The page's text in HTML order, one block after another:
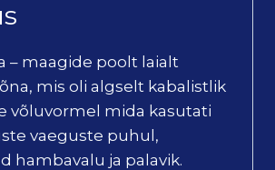
– maagide poolt laialt
mis oli algselt kabalistlik
võluvormel mida kasutati
vaeguste puhul,
hambavalu ja palavik.